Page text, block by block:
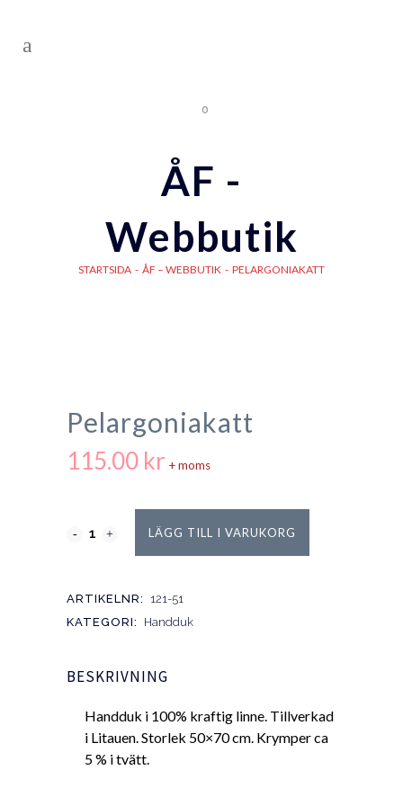
0
ÅF -
Webbutik
STARTSIDA - ÅF – WEBBUTIK - PELARGONIAKATT
Pelargoniakatt
115.00 kr + moms
LÄGG TILL I VARUKORG
ARTIKELNR:
121-51
KATEGORI:
Handduk
BESKRIVNING
Handduk i 100% kraftig linne. Tillverkad
i Litauen. Storlek 50×70 cm. Krymper ca
5 % i tvätt.